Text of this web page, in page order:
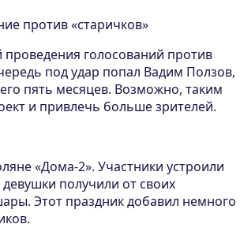
против «старичков»
голосований против
под удар попал Вадим Ползов,
пять месяцев. Возможно, таким
и привлечь больше зрителей.
«Дома-2». Участники устроили
получили от своих
Этот праздник добавил немного